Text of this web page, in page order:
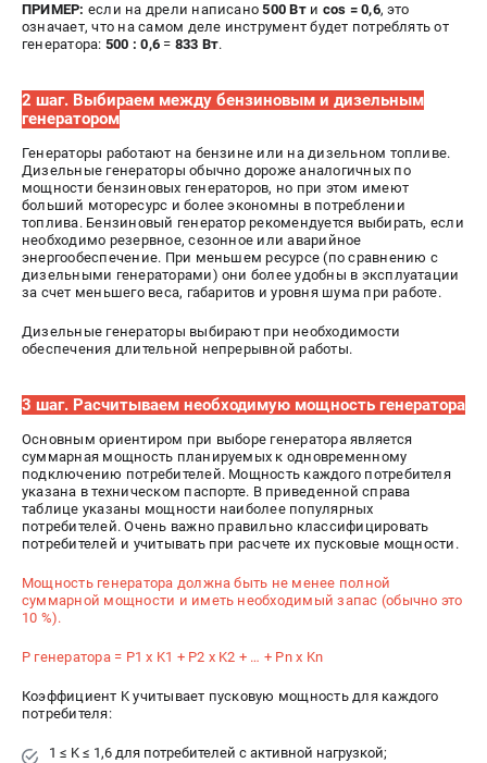
ЭЛЕКТРОСТАНЦИИ
Генераторы бензиновые
Генераторы дизельные
Генераторы инверторные
Генераторы сварочные
ПОЛЕЗНЫЕ СТАТЬИ
Как выбрать краскопульт?
Как выбрать мотопомпу?
Как выбрать компрессор?
Как выбрать сварочный аппарат?
СВАРОЧНЫЕ АППАРАТЫ
Аппараты контактной сварки
Сварочные полуавтоматы MIG/MAG
Сварочные аппараты TIG
Сварочные материалы
ТЕЛЕФОН (САНКТ-ПЕТЕРБУРГ)
Информация размещённая на сайте не является публичной
проспект Александровской Фермы, 29АЛ
ПРИМЕР: если на дрели написано500 Вти cos = 0,6, это
означает, что на самом деле инструмент будет потреблять от
генератора: 500 : 0,6 = 833 Вт.
2 шаг. Выбираем между бензиновым и дизельным
генератором
Генераторы работают на бензине или на дизельном топливе.
Дизельные генераторы обычно дороже аналогичных по
мощности бензиновых генераторов, но при этом имеют
больший моторесурс и более экономны в потреблении
топлива. Бензиновый генератор рекомендуется выбирать, если
необходимо резервное, сезонное или аварийное
энергообеспечение. При меньшем ресурсе (по сравнению с
дизельными генераторами) они более удобны в эксплуатации
за счет меньшего веса, габаритов и уровня шума при работе.
Дизельные генераторы выбирают при необходимости
обеспечения длительной непрерывной работы.
3 шаг. Расчитываем необходимую мощность генератора
Основным ориентиром при выборе генератора является
суммарная мощность планируемых к одновременному
подключению потребителей. Мощность каждого потребителя
указана в техническом паспорте. В приведенной справа
таблице указаны мощности наиболее популярных
потребителей. Очень важно правильно классифицировать
потребителей и учитывать при расчете их пусковые мощности.
Мощность генератора должна быть не менее полной
суммарной мощности и иметь необходимый запас (обычно это
10 %).
Р генератора = Р1 x K1 + Р2 x K2 + … + Рn x Kn
Коэффициент K учитывает пусковую мощность для каждого
потребителя:
1 ≤ K ≤ 1,6 для потребителей с активной нагрузкой;